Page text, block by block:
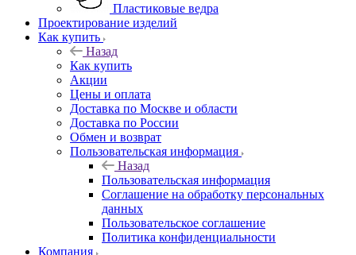
Пластиковые ведра
Проектирование изделий
Как купить
Назад
Как купить
Акции
Цены и оплата
Доставка по Москве и области
Доставка по России
Обмен и возврат
Пользовательская информация
Назад
Пользовательская информация
Соглашение на обработку персональных
данных
Пользовательское соглашение
Политика конфиденциальности
Компания